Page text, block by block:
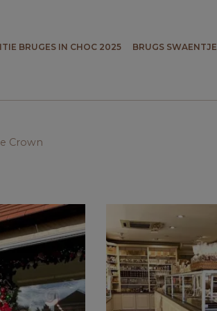
BRUGES IN CHOC 2025 BRUGS SWAENTJE
Crown